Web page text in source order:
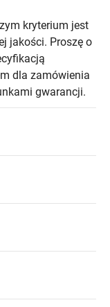
kryterium jest
jakości. Proszę o
dla zamówienia
gwarancji.